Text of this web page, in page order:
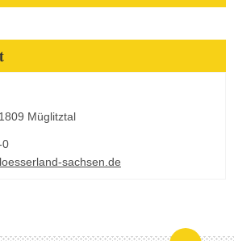
Müglitztal
0
sachsen.de